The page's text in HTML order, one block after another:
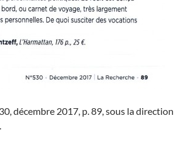
décembre 2017, p. 89, sous la direction